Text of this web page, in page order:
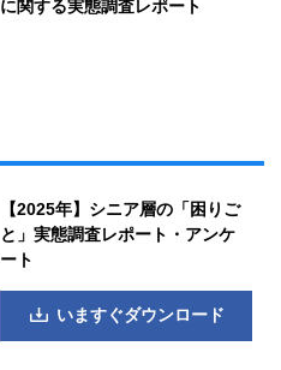
に関する実態調査レポート
【2025年】シニア層の「困りご
と」実態調査レポート・アンケ
ート
いますぐダウンロード